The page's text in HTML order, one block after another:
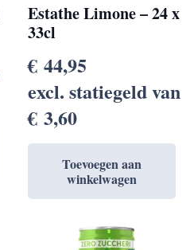
Estathe Limone – 24 x
33cl
€ 44,95
excl. statiegeld van
€ 3,60
Toevoegen aan
winkelwagen